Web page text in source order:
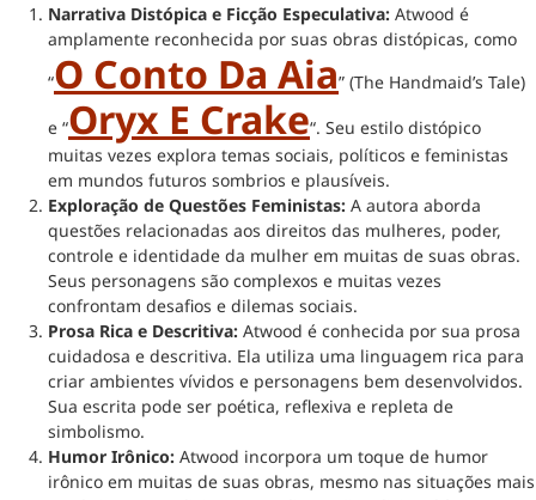
Narrativa Distópica e Ficção Especulativa: Atwood é
amplamente reconhecida por suas obras distópicas, como
“O Conto Da Aia” (The Handmaid’s Tale)
e “Oryx E Crake“. Seu estilo distópico
muitas vezes explora temas sociais, políticos e feministas
em mundos futuros sombrios e plausíveis.
Exploração de Questões Feministas: A autora aborda
questões relacionadas aos direitos das mulheres, poder,
controle e identidade da mulher em muitas de suas obras.
Seus personagens são complexos e muitas vezes
confrontam desafios e dilemas sociais.
Prosa Rica e Descritiva: Atwood é conhecida por sua prosa
cuidadosa e descritiva. Ela utiliza uma linguagem rica para
criar ambientes vívidos e personagens bem desenvolvidos.
Sua escrita pode ser poética, reflexiva e repleta de
simbolismo.
Humor Irônico: Atwood incorpora um toque de humor
irônico em muitas de suas obras, mesmo nas situações mais